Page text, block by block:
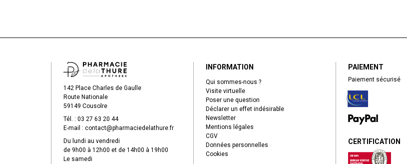
142 Place Charles de Gaulle
Route Nationale
59149 Cousolre
Tél. : 03 27 63 20 44
E-mail : contact@pharmaciedelathure.fr
Du lundi au vendredi
de 9h00 à 12h00 et de 14h00 à 19h00
Le samedi
INFORMATION
Qui sommes-nous ?
Visite virtuelle
Poser une question
Déclarer un effet indésirable
Newsletter
Mentions légales
CGV
Données personnelles
Cookies
PAIEMENT
Paiement sécurisé
CERTIFICATION